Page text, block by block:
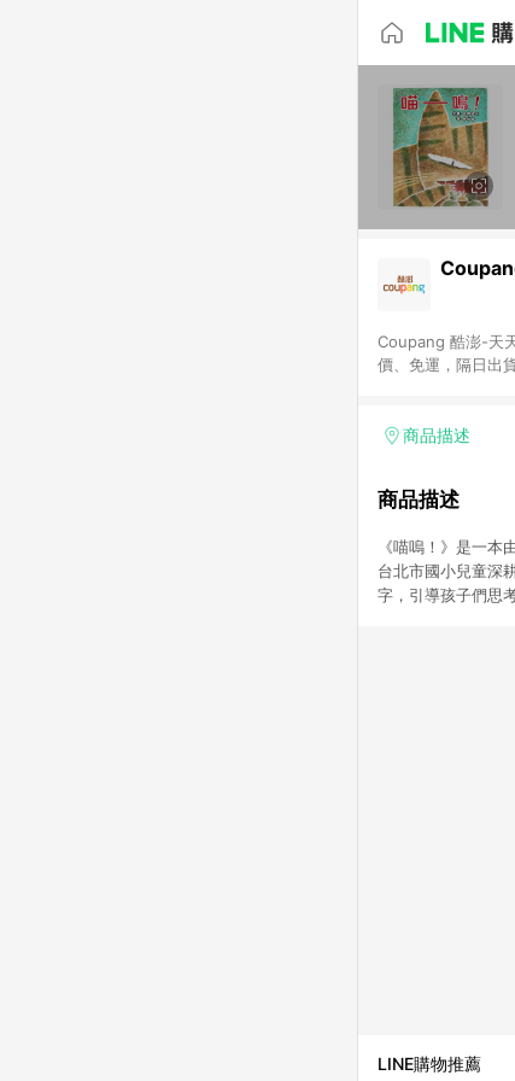
Coupang 酷澎-天
價、免運，隔日出
商品描述
商品描述
《喵嗚！》是一
台北市國小兒童深
字，引導孩子們思
LINE購物推薦